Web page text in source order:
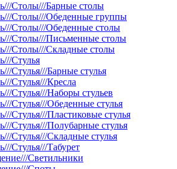
Столы///Барные столы
Столы///Обеденные группы
Столы///Обеденные столы
Столы///Письменные столы
Столы///Складные столы
Стулья
Стулья///Барные стулья
Стулья///Кресла
Стулья///Наборы стульев
Стулья///Обеденные стулья
Стулья///Пластиковые стулья
Стулья///Полубарные стулья
Стулья///Складные стулья
Стулья///Табурет
Светильники